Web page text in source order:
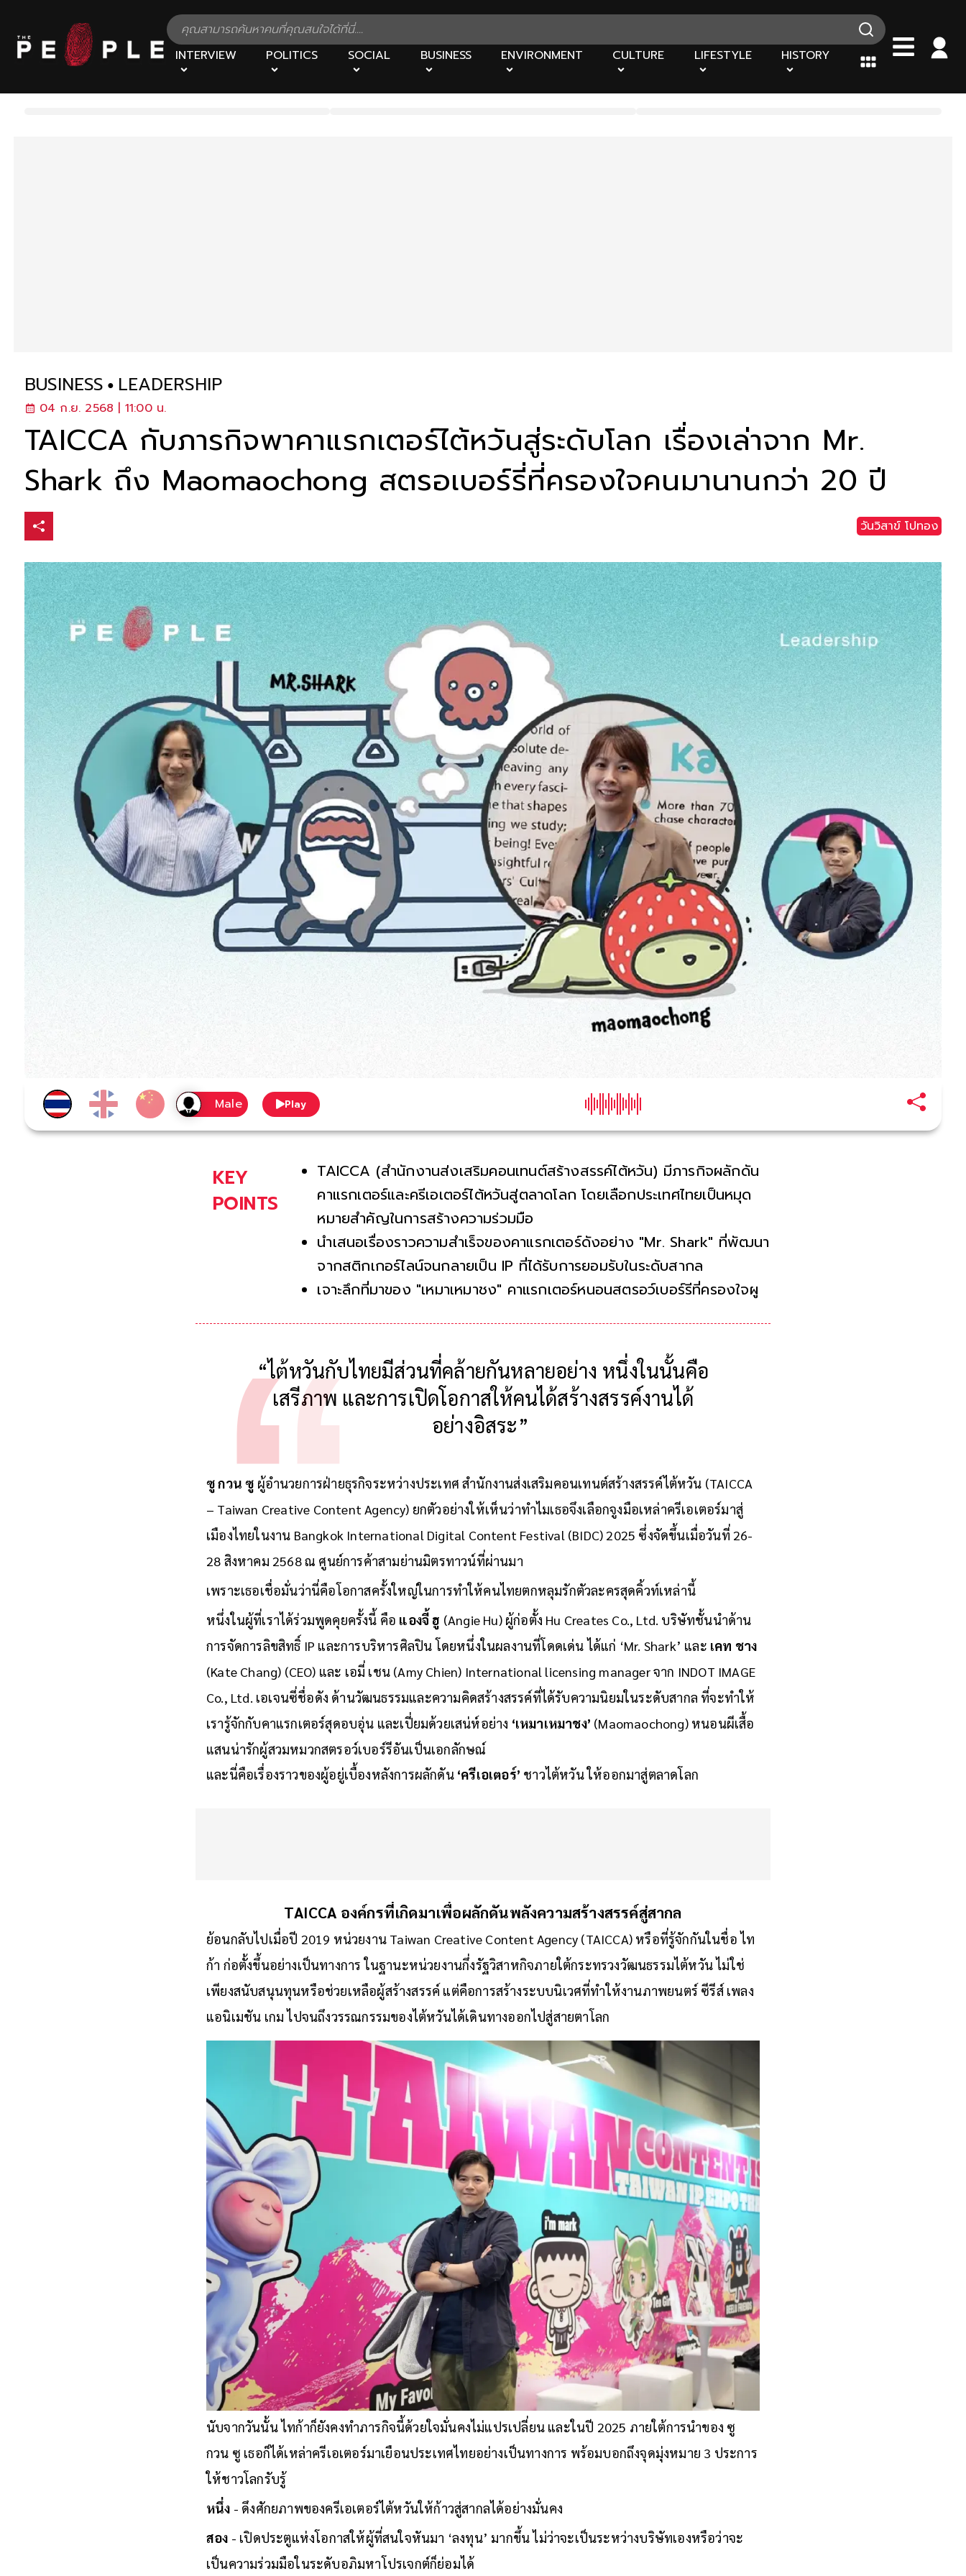
INTERVIEW POLITICS SOCIAL BUSINESS ENVIRONMENT CULTURE LIFESTYLE HISTORY
BUSINESS LEADERSHIP
04 ก.ย. 2568 | 11:00 น.
TAICCA กับภารกิจพาคาแรกเตอร์ไต้หวันสู่ระดับโลก เรื่องเล่าจาก Mr.
Shark ถึง Maomaochong สตรอเบอร์รี่ที่ครองใจคนมานานกว่า 20 ปี
วันวิสาข์ โปทอง
Play
KEY
POINTS
TAICCA (สำนักงานส่งเสริมคอนเทนต์สร้างสรรค์ไต้หวัน) มีภารกิจผลักดัน
คาแรกเตอร์และครีเอเตอร์ไต้หวันสู่ตลาดโลก โดยเลือกประเทศไทยเป็นหมุด
หมายสำคัญในการสร้างความร่วมมือ
นำเสนอเรื่องราวความสำเร็จของคาแรกเตอร์ดังอย่าง "Mr. Shark" ที่พัฒนา
จากสติกเกอร์ไลน์จนกลายเป็น IP ที่ได้รับการยอมรับในระดับสากล
เจาะลึกที่มาของ "เหมาเหมาชง" คาแรกเตอร์หนอนสตรอว์เบอร์รีที่ครองใจ
“ไต้หวันกับไทยมีส่วนที่คล้ายกันหลายอย่าง หนึ่งในนั้นคือ
เสรีภาพ และการเปิดโอกาสให้คนได้สร้างสรรค์งานได้
ซู กวน ซูผู้อำนวยการฝ่ายธุรกิจระหว่างประเทศ สำนักงานส่งเสริมคอนเทนต์สร้างสรรค์ไต้หวัน (TAICCA
– Taiwan Creative Content Agency) ยกตัวอย่างให้เห็นว่าทำไมเธอจึงเลือกจูงมือเหล่าครีเอเตอร์มาสู่
เมืองไทยในงาน Bangkok International Digital Content Festival (BIDC) 2025 ซึ่งจัดขึ้นเมื่อวันที่ 26-
28 สิงหาคม 2568 ณ ศูนย์การค้าสามย่านมิตรทาวน์ที่ผ่านมา
เพราะเธอเชื่อมั่นว่านี่คือโอกาสครั้งใหญ่ในการทำให้คนไทยตกหลุมรักตัวละครสุดคิ้วท์เหล่านี้
หนึ่งในผู้ที่เราได้ร่วมพูดคุยครั้งนี้ คือแองจี้ ฮู(Angie Hu) ผู้ก่อตั้ง Hu Creates Co., Ltd. บริษัทชั้นนำด้าน
การจัดการลิขสิทธิ์ IP และการบริหารศิลปิน โดยหนึ่งในผลงานที่โดดเด่น ได้แก่ ‘Mr. Shark’ และเคท ชาง
(Kate Chang) (CEO) และ เอมี่ เชน (Amy Chien) International licensing manager จาก INDOT IMAGE
Co., Ltd. เอเจนซี่ชื่อดัง ด้านวัฒนธรรมและความคิดสร้างสรรค์ที่ได้รับความนิยมในระดับสากล ที่จะทำให้
เรารู้จักกับคาแรกเตอร์สุดอบอุ่น และเปี่ยมด้วยเสน่ห์อย่าง
แสนน่ารักผู้สวมหมวกสตรอว์เบอร์รีอันเป็นเอกลักษณ์
TAICCA องค์กรที่เกิดมาเพื่อผลักดันพลังความสร้างสรรค์สู่สากล
ย้อนกลับไปเมื่อปี 2019 หน่วยงาน Taiwan Creative Content Agency (TAICCA) หรือที่รู้จักกันในชื่อ ไท
ก้า ก่อตั้งขึ้นอย่างเป็นทางการ ในฐานะหน่วยงานกึ่งรัฐวิสาหกิจภายใต้กระทรวงวัฒนธรรมไต้หวัน ไม่ใช่
เพียงสนับสนุนทุนหรือช่วยเหลือผู้สร้างสรรค์ แต่คือการสร้างระบบนิเวศที่ทำให้งานภาพยนตร์ ซีรีส์ เพลง
แอนิเมชัน เกม ไปจนถึงวรรณกรรมของไต้หวันได้เดินทางออกไปสู่สายตาโลก
นับจากวันนั้น ไทก้าก็ยังคงทำภารกิจนี้ด้วยใจมั่นคงไม่แปรเปลี่ยน และในปี 2025 ภายใต้การนำของ ซู
กวน ซู เธอก็ได้เหล่าครีเอเตอร์มาเยือนประเทศไทยอย่างเป็นทางการ พร้อมบอกถึงจุดมุ่งหมาย 3 ประการ
ให้ชาวโลกรับรู้
หนึ่ง
- ดึงศักยภาพของครีเอเตอร์ไต้หวันให้ก้าวสู่สากลได้อย่างมั่นคง
สอง- เปิดประตูแห่งโอกาสให้ผู้ที่สนใจหันมา ‘ลงทุน’ มากขึ้น ไม่ว่าจะเป็นระหว่างบริษัทเองหรือว่าจะ